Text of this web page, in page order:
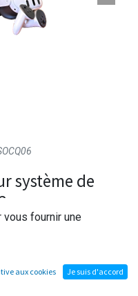
système de
QUEST 3 et PC VR
fournir une
aux cookies Je suis d'accord